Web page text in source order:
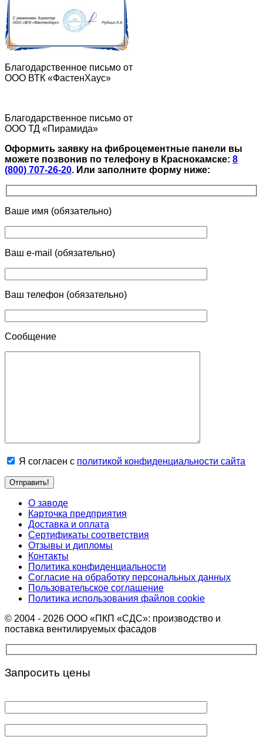
Благодарственное письмо от
ООО ВТК «ФастенХаус»
Благодарственное письмо от
ООО ТД «Пирамида»
Оформить заявку на фиброцементные панели вы
можете позвонив по телефону в Краснокамске: 8
(800) 707-26-20. Или заполните форму ниже:
Ваше имя (обязательно)
Ваш e-mail (обязательно)
Ваш телефон (обязательно)
Сообщение
Я согласен с политикой конфиденциальности сайта
О заводе
Карточка предприятия
Доставка и оплата
Сертификаты соответствия
Отзывы и дипломы
Контакты
Политика конфиденциальности
Согласие на обработку персональных данных
Пользовательское соглашение
Политика использования файлов cookie
© 2004 - 2026 ООО «ПКП «СДС»: производство и
поставка вентилируемых фасадов
Запросить цены